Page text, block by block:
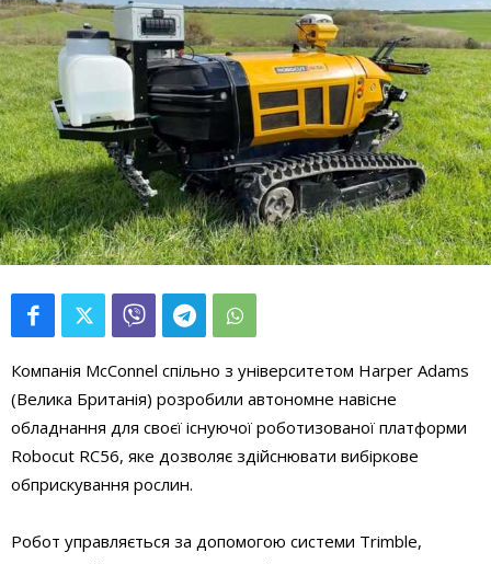
Компанія McConnel спільно з університетом Harper Adams
(Велика Британія) розробили автономне навісне
обладнання для своєї існуючої роботизованої платформи
Robocut RC56, яке дозволяє здійснювати вибіркове
обприскування рослин.
Робот управляється за допомогою системи Trimble,